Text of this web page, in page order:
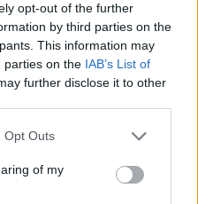
opt-out of the further
by third parties on the
This information may
parties on the IAB’s List of
further disclose it to other
Opt Outs
of my